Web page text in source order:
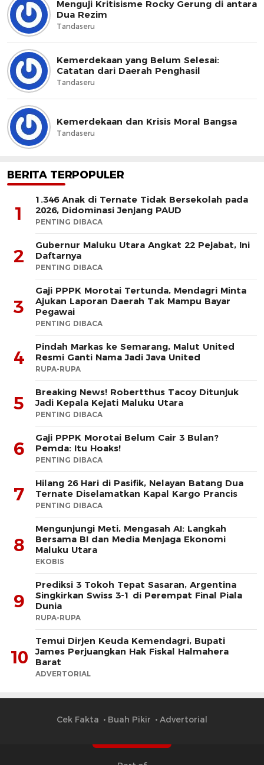
Menguji Kritisisme Rocky Gerung di antara
Dua Rezim
Tandaseru
Kemerdekaan yang Belum Selesai:
Catatan dari Daerah Penghasil
Tandaseru
Kemerdekaan dan Krisis Moral Bangsa
Tandaseru
BERITA TERPOPULER
1
1.346 Anak di Ternate Tidak Bersekolah pada
2026, Didominasi Jenjang PAUD
PENTING DIBACA
2
Gubernur Maluku Utara Angkat 22 Pejabat, Ini
Daftarnya
PENTING DIBACA
3
Gaji PPPK Morotai Tertunda, Mendagri Minta
Ajukan Laporan Daerah Tak Mampu Bayar
Pegawai
PENTING DIBACA
4
Pindah Markas ke Semarang, Malut United
Resmi Ganti Nama Jadi Java United
RUPA-RUPA
5
Breaking News! Robertthus Tacoy Ditunjuk
Jadi Kepala Kejati Maluku Utara
PENTING DIBACA
6
Gaji PPPK Morotai Belum Cair 3 Bulan?
Pemda: Itu Hoaks!
PENTING DIBACA
7
Hilang 26 Hari di Pasifik, Nelayan Batang Dua
Ternate Diselamatkan Kapal Kargo Prancis
PENTING DIBACA
8
Mengunjungi Meti, Mengasah AI: Langkah
Bersama BI dan Media Menjaga Ekonomi
Maluku Utara
EKOBIS
9
Prediksi 3 Tokoh Tepat Sasaran, Argentina
Singkirkan Swiss 3-1 di Perempat Final Piala
Dunia
RUPA-RUPA
10
​Temui Dirjen Keuda Kemendagri, Bupati
James Perjuangkan Hak Fiskal Halmahera
Barat
ADVERTORIAL
Cek Fakta Buah Pikir Advertorial